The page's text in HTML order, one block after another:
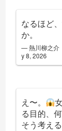
なるほど
か。
— 熱川柳之介
y 8, 2026
え〜。
る目的、
そう考え